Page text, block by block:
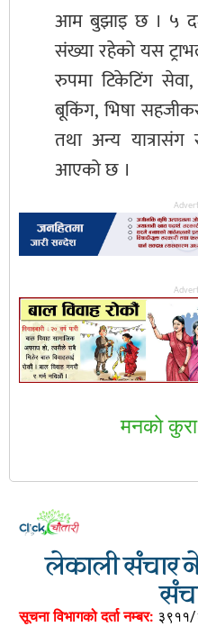
आम बुझाइ छ । ५
संख्या रहेको यस
रुपमा टिकेटिंग
बूकिंग, भिषा
तथा अन्य यात्रासंग
आएको छ ।
मनकाे
लेकाली संचार
सूचना विभागको दर्ता नम्बर: